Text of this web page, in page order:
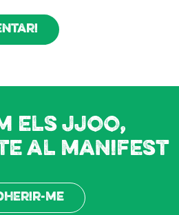
els JJOO,
al manifest
me